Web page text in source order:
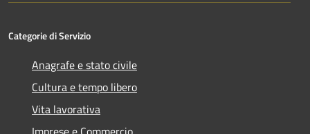
Categorie di Servizio
Anagrafe e stato civile
Cultura e tempo libero
Vita lavorativa